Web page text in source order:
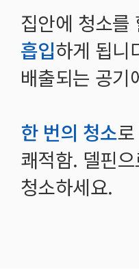
집안에 청소를
흡입하게 됩니
배출되는 공기
한 번의 청소
쾌적함. 델핀
청소하세요.